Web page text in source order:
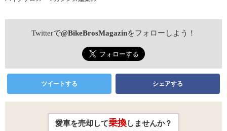
Twitterで@BikeBrosMagazinをフォローしよう！
ツイートする シェアする
愛車を売却して乗換しませんか？